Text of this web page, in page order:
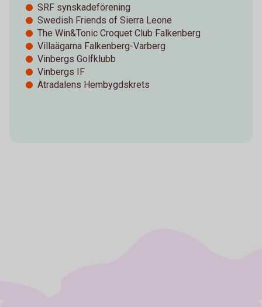
SRF synskadeförening
Swedish Friends of Sierra Leone
The Win&Tonic Croquet Club Falkenberg
Villaägarna Falkenberg-Varberg
Vinbergs Golfklubb
Vinbergs IF
Ätradalens Hembygdskrets